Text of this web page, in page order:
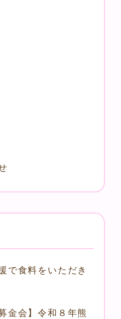
で食料をいただき
金会】令和８年熊